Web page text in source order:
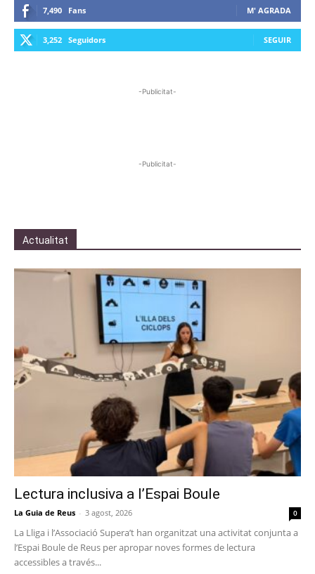
7,490 Fans M' AGRADA
3,252 Seguidors SEGUIR
-Publicitat-
-Publicitat-
Actualitat
Lectura inclusiva a l’Espai Boule
La Guia de Reus - 3 agost, 2026 0
La Lliga i l’Associació Supera’t han organitzat una activitat conjunta a
l’Espai Boule de Reus per apropar noves formes de lectura
accessibles a través...